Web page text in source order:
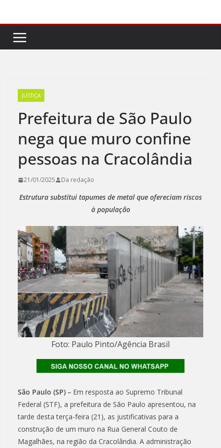
conteúdo
JUSTIÇA
Prefeitura de São Paulo
nega que muro confine
pessoas na Cracolândia
21/01/2025 Da redação
Estrutura substitui tapumes de metal que ofereciam riscos
à população
Foto: Paulo Pinto/Agência Brasil
São Paulo (SP) – Em resposta ao Supremo Tribunal
Federal (STF), a prefeitura de São Paulo apresentou, na
tarde desta terça-feira (21), as justificativas para a
construção de um muro na Rua General Couto de
Magalhães, na região da Cracolândia. A administração